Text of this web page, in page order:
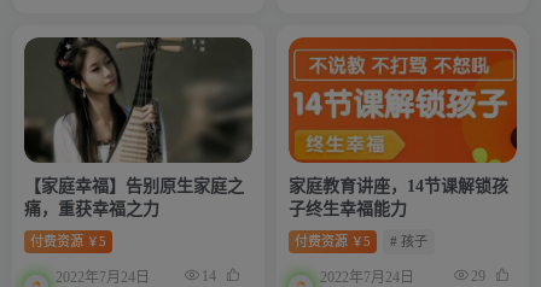
【家庭幸福】告别原生家庭之
痛，重获幸福之力
付费资源 ￥5
2022年7月24日
14
家庭教育讲座，14节课解锁孩
子终生幸福能力
付费资源 ￥5 # 孩子
2022年7月24日
29